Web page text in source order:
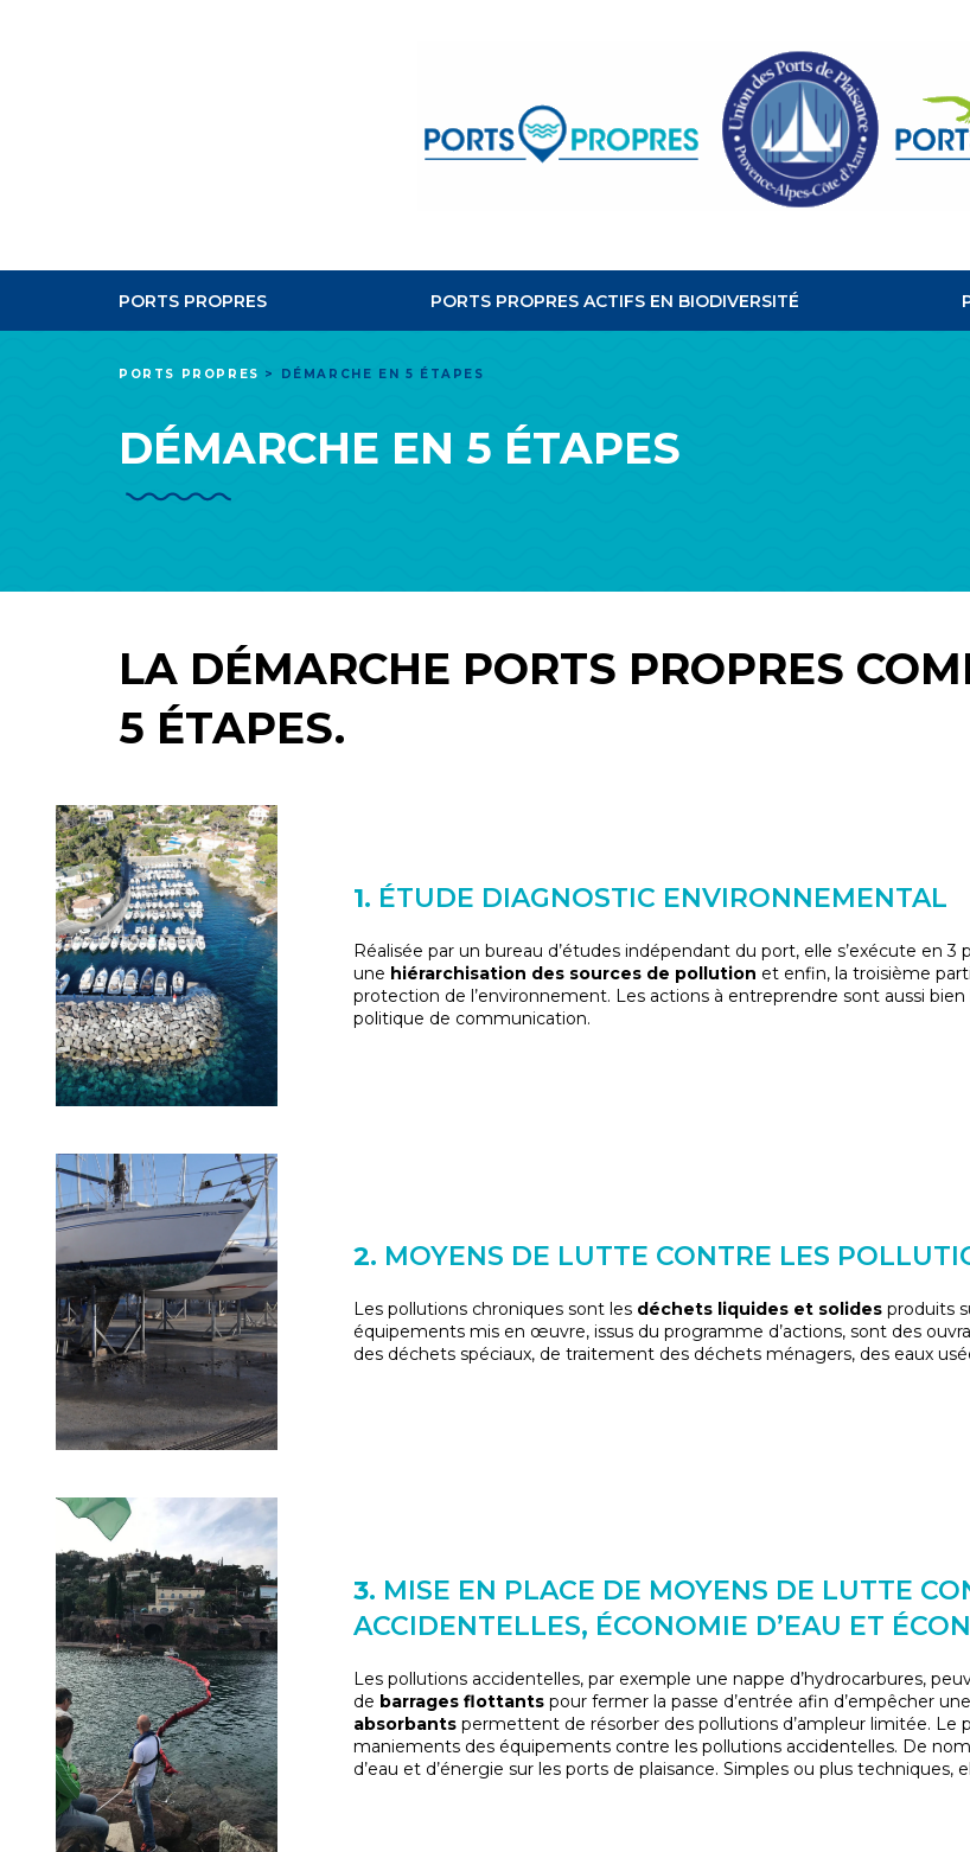
PORTS PROPRES PORTS PROPRES ACTIFS EN BIODIVERSITÉ
PORTS PROPRES > DÉMARCHE EN 5 ÉTAPES
DÉMARCHE EN 5 ÉTAPES
LA DÉMARCHE PORTS PROPRES
5 ÉTAPES.
1. ÉTUDE DIAGNOSTIC ENVIRONNEMENTAL
Réalisée par un bureau d’études indépendant du port, elle s’exécute en 3
une hiérarchisation des sources de pollution et enfin, la troisième
protection de l’environnement. Les actions à entreprendre sont aussi
politique de communication.
2. MOYENS DE LUTTE CONTRE LES
Les pollutions chroniques sont les déchets liquides et solides produits
équipements mis en œuvre, issus du programme d’actions, sont des
des déchets spéciaux, de traitement des déchets ménagers, des eaux
3. MISE EN PLACE DE MOYENS DE LUTTE
ACCIDENTELLES, ÉCONOMIE D’EAU ET
Les pollutions accidentelles, par exemple une nappe d’hydrocarbures,
de barrages flottants pour fermer la passe d’entrée afin d’empêcher
absorbants permettent de résorber des pollutions d’ampleur limitée. Le
maniements des équipements contre les pollutions accidentelles. De
d’eau et d’énergie sur les ports de plaisance. Simples ou plus